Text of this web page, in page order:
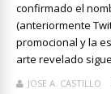
confirmado el
(anteriormente
promocional y la
arte revelado
JOSE A. CASTILLO